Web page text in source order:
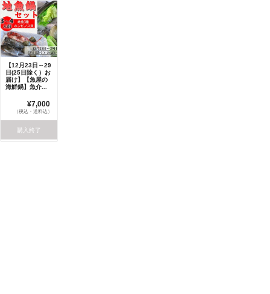
【12月23日～29
日(25日除く）お
届け】【魚屋の
海鮮鍋】魚介...
¥7,000
（税込・送料込）
購入終了